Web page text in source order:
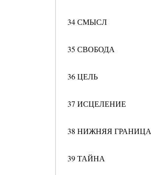
34 СМЫСЛ
35 СВОБОДА
36 ЦЕЛЬ
37 ИСЦЕЛЕНИЕ
38 НИЖНЯЯ ГРАНИЦА
39 ТАЙНА